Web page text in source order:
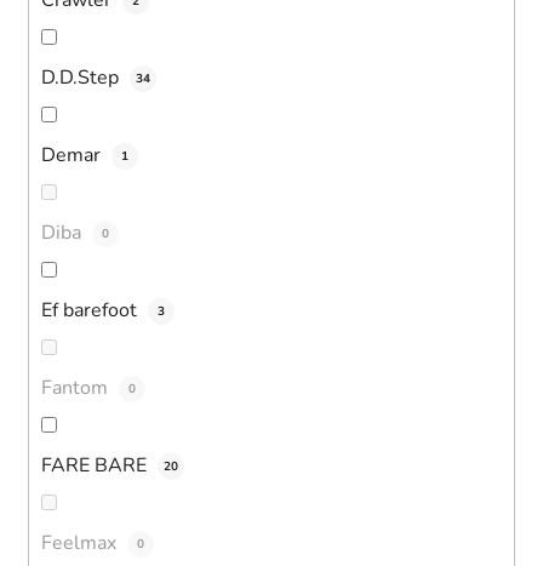
D.D.Step 34
Demar 1
Diba 0
Ef barefoot 3
Fantom 0
FARE BARE 20
Feelmax 0